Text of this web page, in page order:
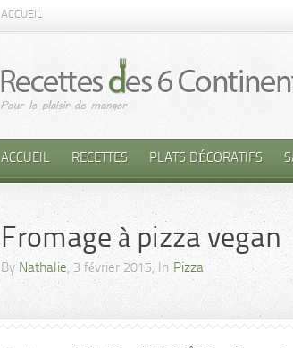
ACCUEIL
ACCUEIL RECETTES PLATS DÉCORATIFS
Fromage à pizza vegan
By Nathalie, 3 février 2015, In Pizza